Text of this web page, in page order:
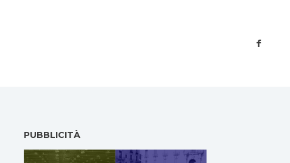
PUBBLICITÀ